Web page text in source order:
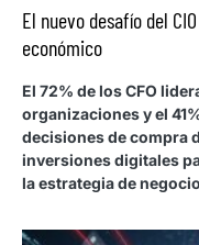
El nuevo desafío del
económico
El 72% de los CFO
organizaciones y el
decisiones de compra
inversiones digitales
la estrategia de